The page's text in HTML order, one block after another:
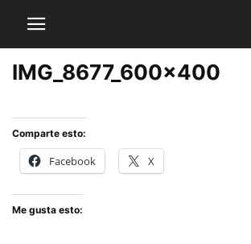
IMG_8677_600x400
Comparte esto:
Facebook X
Me gusta esto: